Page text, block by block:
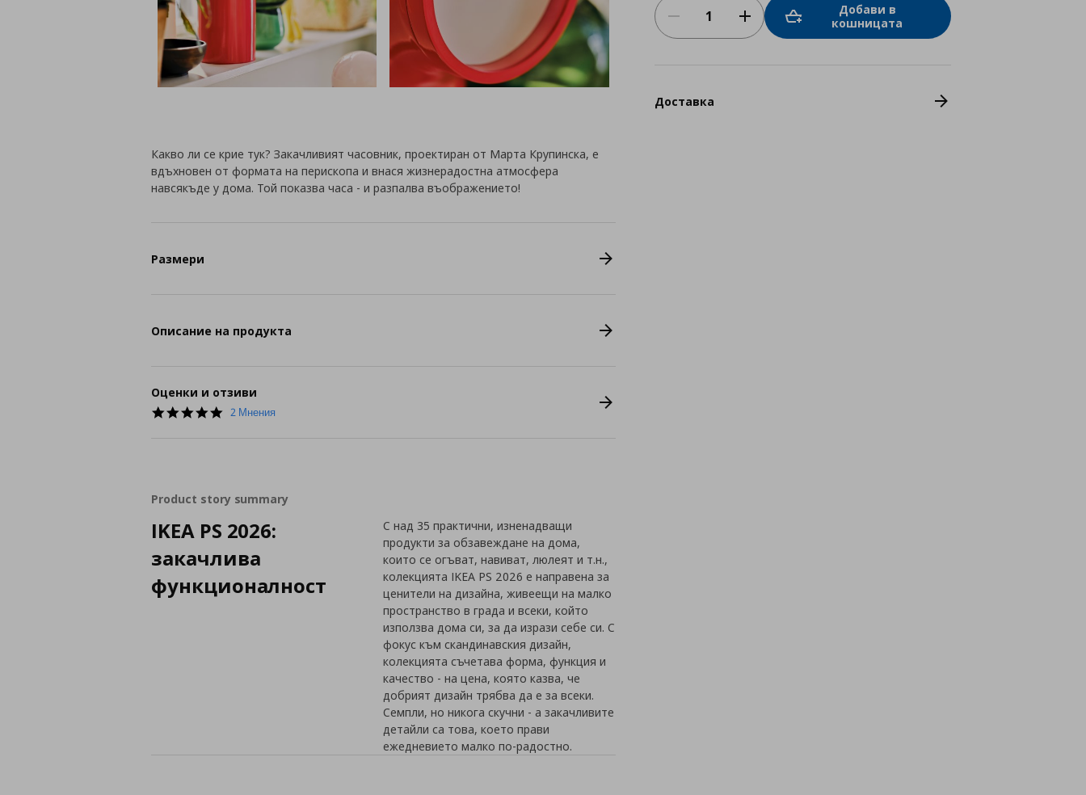
Добави в
кошницата
Доставка
Какво ли се крие тук? Закачливият часовник, проектиран от Марта Крупинска, е
вдъхновен от формата на перископа и внася жизнерадостна атмосфера
навсякъде у дома. Той показва часа - и разпалва въображението!
Размери
Описание на продукта
Оценки и отзиви
5.0
2 Мнения
Product story summary
IKEA PS 2026:
закачлива
функционалност
С над 35 практични, изненадващи
продукти за обзавеждане на дома,
които се огъват, навиват, люлеят и т.н.,
колекцията IKEA PS 2026 е направена за
ценители на дизайна, живеещи на малко
пространство в града и всеки, който
използва дома си, за да изрази себе си. С
фокус към скандинавския дизайн,
колекцията съчетава форма, функция и
качество - на цена, която казва, че
добрият дизайн трябва да е за всеки.
Семпли, но никога скучни - а закачливите
детайли са това, което прави
ежедневието малко по-радостно.